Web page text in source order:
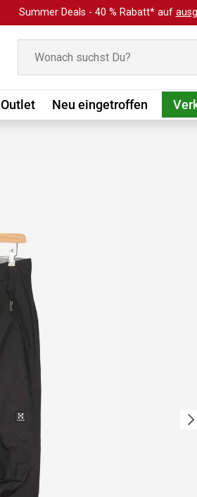
Summer Deals - 40 % Rabatt* auf
Outlet Neu eingetroffen